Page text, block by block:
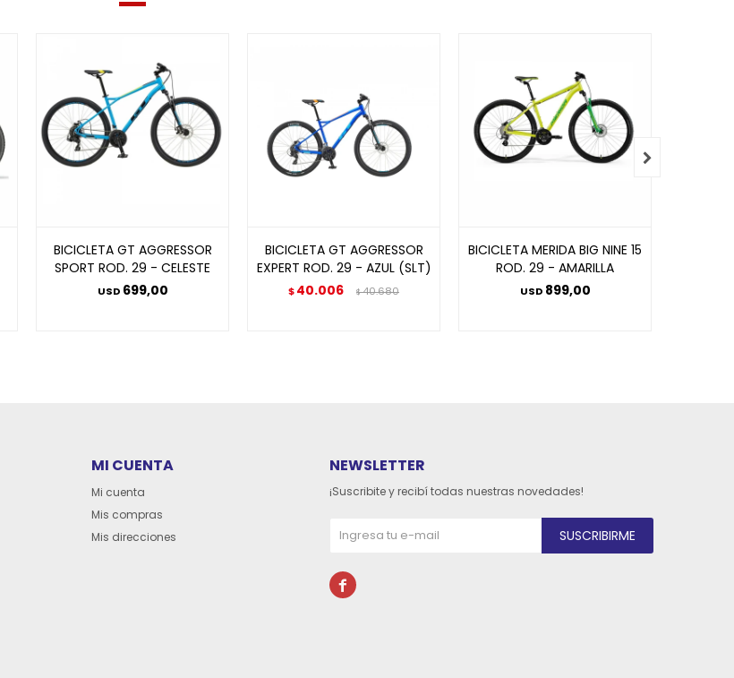
BICICLETA GT AGGRESSOR
SPORT ROD. 29 - CELESTE
USD 699,00
BICICLETA GT AGGRESSOR
EXPERT ROD. 29 - AZUL (SLT)
$40.006 $40.680
BICICLETA MERIDA BIG NINE 15
ROD. 29 - AMARILLA
USD 899,00

MI CUENTA
Mi cuenta
Mis compras
Mis direcciones
NEWSLETTER
¡Suscribite y recibí todas nuestras novedades!
SUSCRIBIRME
